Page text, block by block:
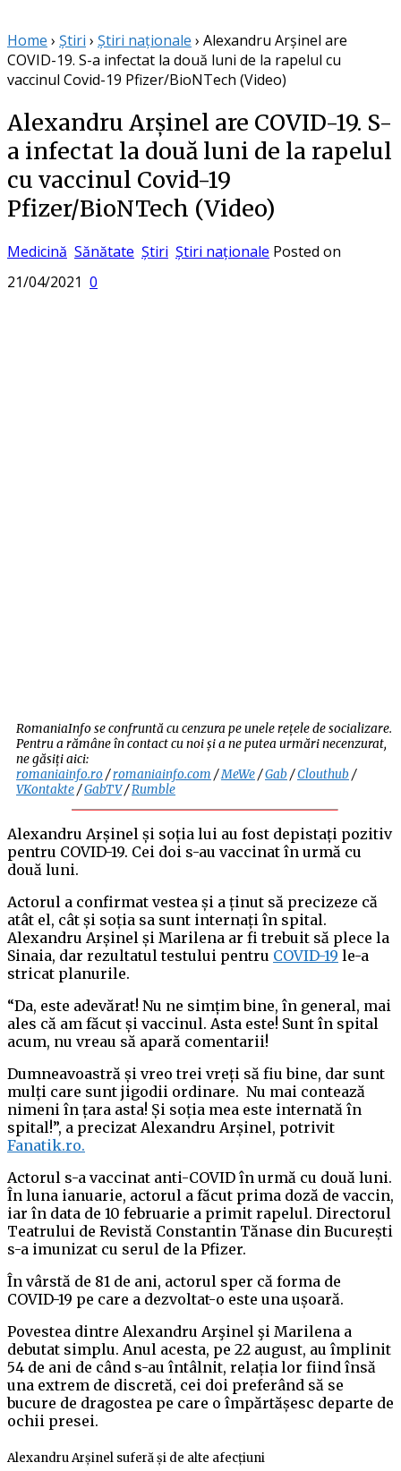
Home › Știri › Știri naționale › Alexandru Arșinel are
COVID-19. S-a infectat la două luni de la rapelul cu
vaccinul Covid-19 Pfizer/BioNTech (Video)
Alexandru Arșinel are COVID-19. S-
a infectat la două luni de la rapelul
cu vaccinul Covid-19
Pfizer/BioNTech (Video)
Medicină Sănătate Știri Știri naționale Posted on
21/04/2021 0
RomaniaInfo se confruntă cu cenzura pe unele rețele de socializare.
Pentru a rămâne în contact cu noi și a ne putea urmări necenzurat,
ne găsiți aici:
romaniainfo.ro/romaniainfo.com /MeWe/Gab /Clouthub /
VKontakte/GabTV/Rumble
Alexandru Arșinel și soția lui au fost depistați pozitiv
pentru COVID-19. Cei doi s-au vaccinat în urmă cu
două luni.
Actorul a confirmat vestea și a ținut să precizeze că
atât el, cât și soția sa sunt internați în spital.
Alexandru Arșinel și Marilena ar fi trebuit să plece la
Sinaia, dar rezultatul testului pentru COVID-19 le-a
stricat planurile.
“Da, este adevărat! Nu ne simțim bine, în general, mai
ales că am făcut și vaccinul. Asta este! Sunt în spital
acum, nu vreau să apară comentarii!
Dumneavoastră și vreo trei vreți să fiu bine, dar sunt
mulți care sunt jigodii ordinare. Nu mai contează
nimeni în țara asta! Și soția mea este internată în
spital!”, a precizat Alexandru Arșinel, potrivit
Fanatik.ro.
Actorul s-a vaccinat anti-COVID în urmă cu două luni.
În luna ianuarie, actorul a făcut prima doză de vaccin,
iar în data de 10 februarie a primit rapelul. Directorul
Teatrului de Revistă Constantin Tănase din București
s-a imunizat cu serul de la Pfizer.
În vârstă de 81 de ani, actorul sper că forma de
COVID-19 pe care a dezvoltat-o este una ușoară.
Povestea dintre Alexandru Arşinel şi Marilena a
debutat simplu. Anul acesta, pe 22 august, au împlinit
54 de ani de când s-au întâlnit, relația lor fiind însă
una extrem de discretă, cei doi preferând să se
bucure de dragostea pe care o împărtășesc departe de
ochii presei.
Alexandru Arșinel suferă și de alte afecțiuni